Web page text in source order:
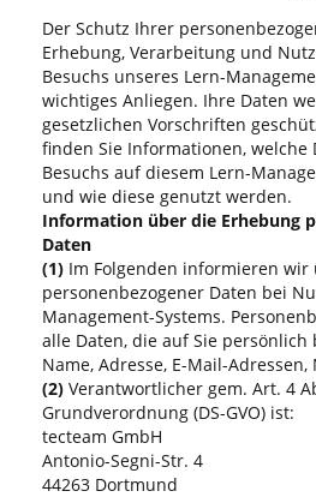
Der Schutz Ihrer
Erhebung, Verarbeitung und
Besuchs unseres Lern-
wichtiges Anliegen. Ihre Daten
gesetzlichen Vorschriften
finden Sie Informationen, welche
Besuchs auf diesem Lern-
und wie diese genutzt werden.
Information über die Erhebung
Daten
(1) Im Folgenden informieren
personenbezogener Daten bei
Management-Systems.
alle Daten, die auf Sie persönlich
Name, Adresse, E-Mail-
(2) Verantwortlicher gem. Art. 4
Grundverordnung (DS-GVO) ist:
tecteam GmbH
Antonio-Segni-Str. 4
44263 Dortmund